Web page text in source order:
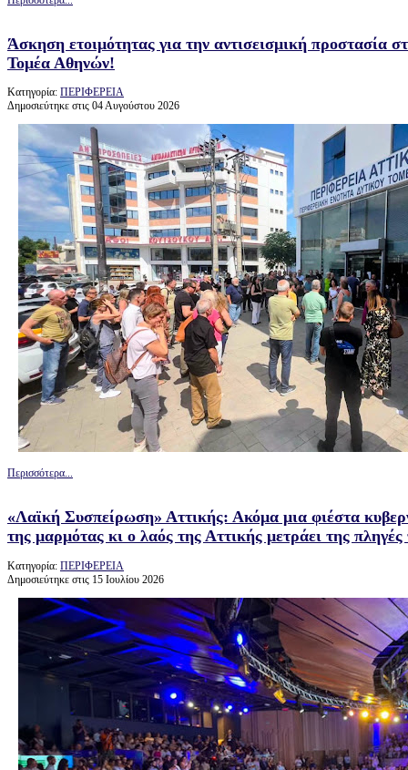
Άσκηση ετοιμότητας για την αντισεισμική προστασία
Τομέα Αθηνών!
Κατηγορία: ΠΕΡΙΦΕΡΕΙΑ
Δημοσιεύτηκε στις 04 Αυγούστου 2026
Περισσότερα...
«Λαϊκή Συσπείρωση» Αττικής: Ακόμα μια φιέστα
της μαρμότας κι ο λαός της Αττικής μετράει της πληγές
Κατηγορία: ΠΕΡΙΦΕΡΕΙΑ
Δημοσιεύτηκε στις 15 Ιουλίου 2026